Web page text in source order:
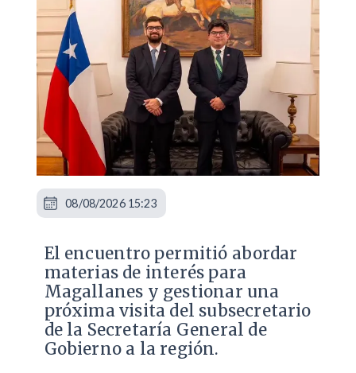
El encuentro permitió abordar
materias de interés para
Magallanes y gestionar una
próxima visita del subsecretario
de la Secretaría General de
Gobierno a la región.
08/08/2026 15:23